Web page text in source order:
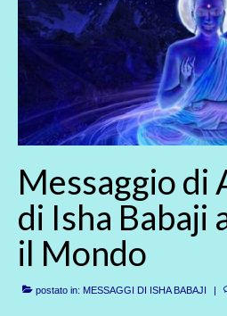
SOSTIENICI
CONTATTI
Messaggio di
di Isha Babaji
il Mondo
postato in: MESSAGGI DI ISHA BABAJI |